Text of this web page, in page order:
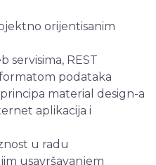
orijentisanim
servisima, REST
podataka
material design-a
aplikacija i
u radu
usavršavanjem